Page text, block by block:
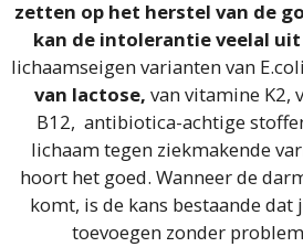
zetten op het herstel van de
kan de intolerantie veelal
lichaamseigen varianten van
van lactose, van vitamine K2,
B12, antibiotica-achtige
lichaam tegen ziekmakende
hoort het goed. Wanneer de
komt, is de kans bestaande
toevoegen zonder